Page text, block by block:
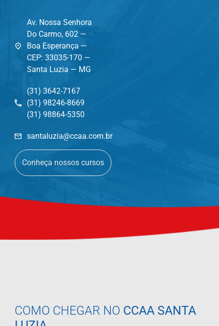
Av. Nossa Senhora
Do Carmo, 602 —
Boa Esperança —
CEP: 33035-170 —
Santa Luzia — MG
(31) 3642-7167
(31) 98246-8669
(31) 98864-5350
santaluzia@ccaa.com.br
Conheça nossos cursos
COMO CHEGAR NO CCAA SANTA